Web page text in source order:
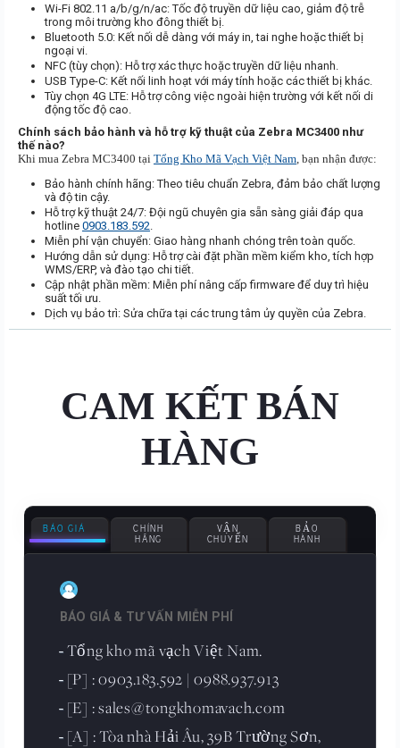
Wi-Fi 802.11 a/b/g/n/ac: Tốc độ truyền dữ liệu cao, giảm độ trễ
trong môi trường kho đông thiết bị.
Bluetooth 5.0: Kết nối dễ dàng với máy in, tai nghe hoặc thiết bị
ngoại vi.
NFC (tùy chọn): Hỗ trợ xác thực hoặc truyền dữ liệu nhanh.
USB Type-C: Kết nối linh hoạt với máy tính hoặc các thiết bị khác.
Tùy chọn 4G LTE: Hỗ trợ công việc ngoài hiện trường với kết nối di
động tốc độ cao.
Chính sách bảo hành và hỗ trợ kỹ thuật của Zebra MC3400 như
thế nào?
Khi mua Zebra MC3400 tại Tổng Kho Mã Vạch Việt Nam , bạn nhận được:
Bảo hành chính hãng: Theo tiêu chuẩn Zebra, đảm bảo chất lượng
và độ tin cậy.
Hỗ trợ kỹ thuật 24/7: Đội ngũ chuyên gia sẵn sàng giải đáp qua
hotline 0903.183.592
Miễn phí vận chuyển: Giao hàng nhanh chóng trên toàn quốc.
Hướng dẫn sử dụng: Hỗ trợ cài đặt phần mềm kiểm kho, tích hợp
WMS/ERP, và đào tạo chi tiết.
Cập nhật phần mềm: Miễn phí nâng cấp firmware để duy trì hiệu
suất tối ưu.
Dịch vụ bảo trì: Sửa chữa tại các trung tâm ủy quyền của Zebra.
CAM KẾT BÁN
HÀNG
BÁO GIÁ
CHÍNH
HÃNG
VẬN
CHUYỂN
BẢO
HÀNH
BÁO GIÁ & TƯ VẤN MIỄN PHÍ
- Tổng kho mã vạch Việt Nam.
- [P] : 0903.183.592 | 0988.937.913
- [E] : sales@tongkhomavach.com
- [A] : Tòa nhà Hải Âu, 39B Trường Sơn,